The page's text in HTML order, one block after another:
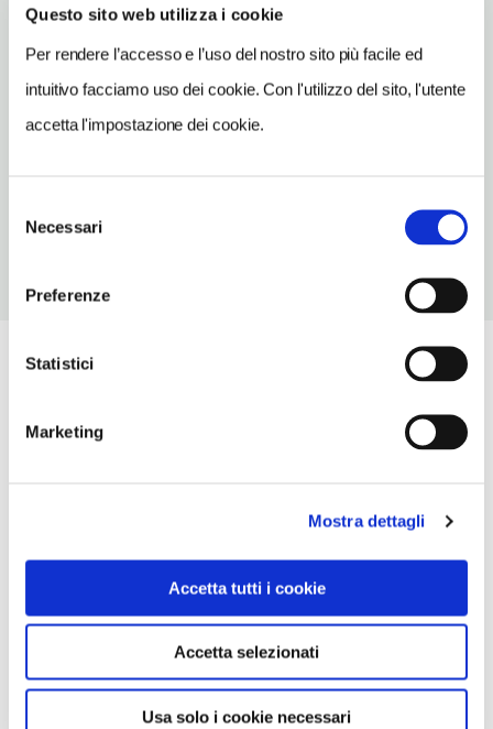
Questo sito web utilizza i cookie
Per rendere l’accesso e l’uso del nostro sito più facile ed
intuitivo facciamo uso dei cookie. Con l'utilizzo del sito, l'utente
accetta l'impostazione dei cookie.
delNecessari
Preferenze
Statistici
Marketing
Mostra dettagli
Accetta tutti i cookie
Accetta selezionati
Usa solo i cookie necessari
0873801439-0873801900
55
ORARI DI APERTURA